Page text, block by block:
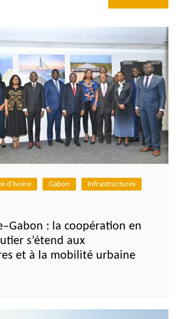
d'Ivoire Gabon Infrastructures
: la coopération en
s’étend aux
et à la mobilité urbaine